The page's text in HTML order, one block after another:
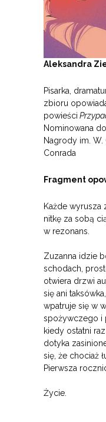
Aleksandra
Pisarka,
zbioru
powieści
Nominowana
Nagrody im.
Conrada
Fragment
Każde wyrusza
nitkę za sobą
w rezonans.
Zuzanna idzie
schodach,
otwiera drzwi
się ani
wpatruje się w
spożywczego i
kiedy ostatni
dotyka
się, że chociaż
Pierwsza
Życie.